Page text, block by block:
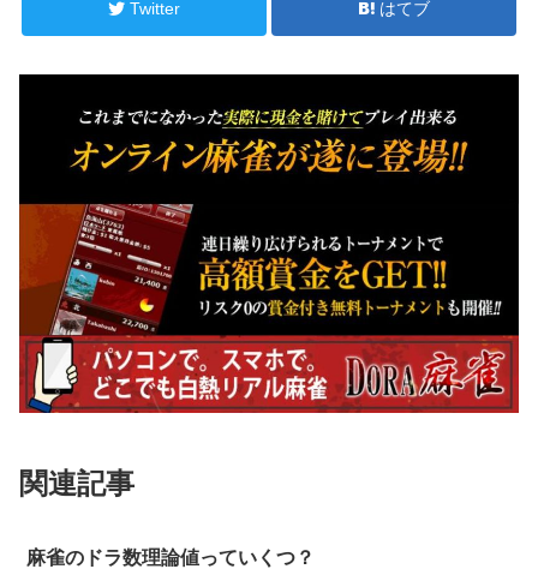
Twitter はてブ
関連記事
麻雀のドラ数理論値っていくつ？